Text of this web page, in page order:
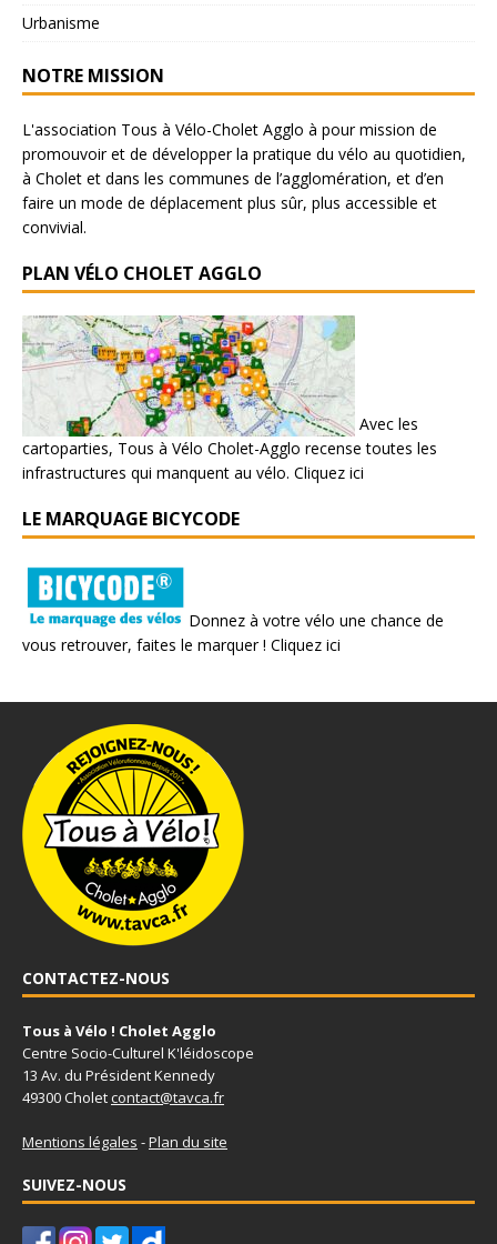
Urbanisme
NOTRE MISSION
L'association Tous à Vélo-Cholet Agglo à pour mission de
promouvoir et de développer la pratique du vélo au quotidien,
à Cholet et dans les communes de l’agglomération, et d’en
faire un mode de déplacement plus sûr, plus accessible et
convivial.
PLAN VÉLO CHOLET AGGLO
Avec les
cartoparties, Tous à Vélo Cholet-Agglo recense toutes les
infrastructures qui manquent au vélo. Cliquez ici
LE MARQUAGE BICYCODE
Donnez à votre vélo une chance de
vous retrouver, faites le marquer ! Cliquez ici
CONTACTEZ-NOUS
Tous à Vélo ! Cholet Agglo
Centre Socio-Culturel K'léidoscope
13 Av. du Président Kennedy
49300 Choletcontact@tavca.fr
Mentions légales -Plan du site
SUIVEZ-NOUS